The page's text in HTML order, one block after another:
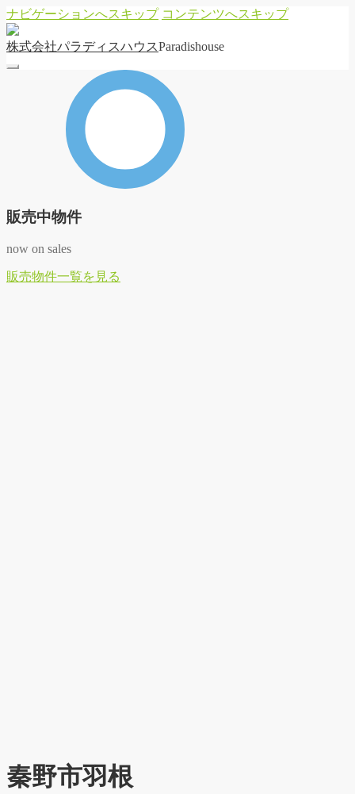
ナビゲーションへスキップ コンテンツへスキップ
株式会社パラディ スハウ スParadishouse
販売中物件
now on sales
販売物件一覧を 見る
秦野市羽根